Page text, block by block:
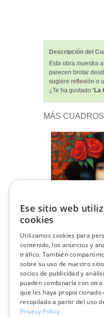
Descripción del
Esta obra muestra
parecen brotar
sugiere reflexión o
¿Te ha gustado 'La
MÁS
La Chica Del
Ese sitio web
cookies
Utilizamos cookies para
contenido, los anuncios y
tráfico. También
sobre su uso de nuestro
socios de publicidad y
pueden combinarla con
que les haya proporcionado
recopilado a partir del uso
Privacy Policy